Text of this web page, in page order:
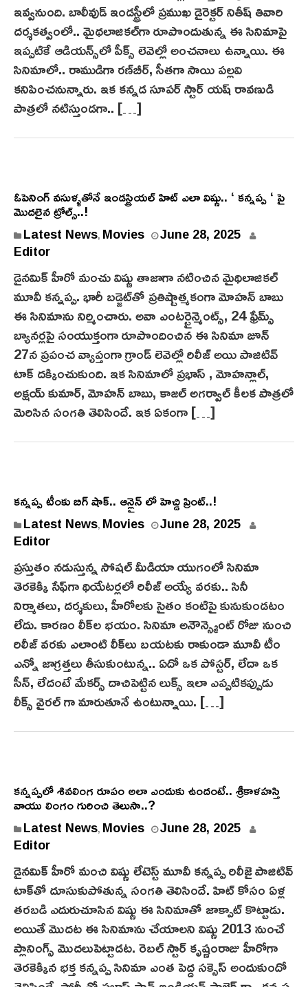
,
2
0
2
5
ఇవ్వ‌నుంది. బాలీవుడ్ ఇండస్ట్రీలో ప్రముఖ డైరెక్టర్ నితీష్ తివారి
దర్శకత్వంలో.. మైథ‌లాజికల్‌గా రూపొందుతున్న ఈ సినిమాపై
ఇప్పటికే ఆడియన్స్‌లో పీక్స్ లెవెల్లో అంచనాలు ఉన్నాయి. ఈ
సినిమాలో.. రాముడిగా ర‌ణ్‌బీర్‌, సీతగా సాయి పల్లవి
క‌నిపించ‌నున్నారు. ఇక కన్నడ సూపర్ స్టార్ యష్ రావణుడి
పాత్రలో నటిస్తుండగా.. […]
ఓపెనింగ్ వసుళ్ళతోనే ఇండస్ట్రియల్ హిట్ ఎలా విష్ణు.. ‘ కన్నప్ప ‘ పై
మొదలైన ట్రోల్స్..!
Latest News, Movies June 28, 2025J
e
2
8
,
2
0
2
5
Editor
డైనమిక్ హీరో మంచు విష్ణు తాజాగా నటించిన మైథిలాజికల్
మూవీ కన్నప్ప. భారీ బడ్జెట్‌తో ప్రతిష్టాత్మకంగా మోహన్ బాబు
ఈ సినిమాను నిర్మించారు. అవా ఎంటర్టైన్మెంట్స్, 24 ఫ్రేమ్స్
బ్యానర్లపై సంయుక్తంగా రూపొందించిన ఈ సినిమా జూన్
27న ప్రపంచ వ్యాప్తంగా గ్రాండ్ లెవెల్లో రిలీజ్ అయి పాజిటివ్
టాక్ దక్కించుకుంది. ఇక సినిమాలో ప్రభాస్ , మోహన్లాల్,
అక్షయ్ కుమార్, మోహన్ బాబు, కాజల్ అగర్వాల్ కీలక పాత్రలో
మెరిసిన సంగతి తెలిసిందే. ఇక‌ ఏకంగా […]
కన్నప్ప టీంకు బిగ్ షాక్.. ఆన్లైన్ లో హెచ్డి ప్రింట్..!
Latest News, Movies June 28, 2025
Editor
ప్రస్తుతం నడుస్తున్న సోషల్ మీడియా యుగంలో సినిమా
తెరకెక్కి సేఫ్‌గా థియేటర్లలో రిలీజ్ అయ్యే వరకు.. సినీ
నిర్మాతలు, దర్శకులు, హీరోలకు సైతం కంటిపై కునుకుండ‌టం
లేదు. కారణం లీక్‌ల భయం. సినిమా అనౌన్స్మెంట్ రోజు నుంచి
రిలీజ్ వరకు ఎలాంటి లీక్‌లు బయటకు రాకుండా మూవీ టీం
ఎన్నో జాగ్రత్తలు తీసుకుంటున్న.. ఏదో ఒక పోస్టర్, లేదా ఒక
సీన్, లేదంటే మేకర్స్ దాచిపెట్టిన లుక్స్ ఇలా ఎప్పటికప్పుడు
లీక్స్ వైరల్ గా మారుతూనే ఉంటున్నాయి. […]
కన్నప్పలో శివలింగ రూపం అలా ఎందుకు ఉందంటే.. శ్రీకాళహస్తి
వాయు లింగం గురించి తెలుసా..?
Latest News, Movies June 28, 2025J
n
e
2
8
,
2
0
2
Editor
డైనమిక్ హీరో మంచి విష్ణు లేటెస్ట్ మూవీ కన్నప్ప రిలీజై పాజిటివ్
టాక్‌తో దూసుకుపోతున్న సంగతి తెలిసిందే. హిట్ కోసం ఏళ్ల
తరబడి ఎదురుచూసిన విష్ణు ఈ సినిమాతో జాక్పాట్ కొట్టాడు.
అయితే మొదట ఈ సినిమాను చేయాలని విష్ణు 2013 నుంచే
ప్లానింగ్స్ మొదలుపెట్టాడట. రెబ‌ల్‌ స్టార్ కృష్ణంరాజు హీరోగా
తెర‌కెక్కిన భక్త కన్నప్ప సినిమా ఎంత పెద్ద సక్సెస్ అందుకుందో